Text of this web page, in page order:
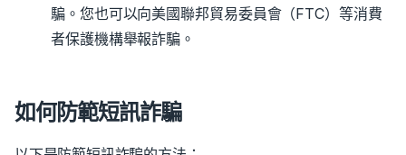
騙。 您也可以向美國聯邦貿易委員會（FTC）等消費
者保護機構舉報詐騙。
如何防範短訊詐騙